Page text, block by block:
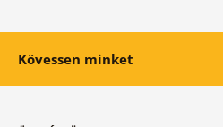
Kövessen minket